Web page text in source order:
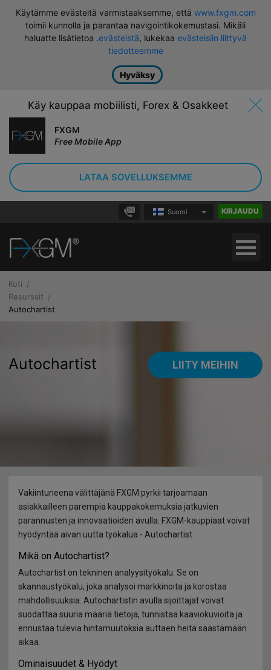
Käytämme evästeitä varmistaaksemme, että www.fxgm.com
toimii kunnolla ja parantaa navigointikokemustasi. Mikäli
haluatte lisätietoa .evästeistä, lukekaa evästeisiin liittyvä
tiedotteemme
Hyväksy
Käy kauppaa mobiilisti, Forex & Osakkeet
FXGM
Free Mobile App
LATAA SOVELLUKSEMME
Suomi KIRJAUDU
Tietoa meistä
Säännöt
Riskien Vastuuvapautuslauseke
Lisensointi
Asiakastuki
Kumppanit
Liikekumppanit
Pysy turvattuna verkossa
Tuotteet & Maksut
Tuotteet & Maksut ennen 1. elokuuta 2018
Mikä CFD on?
CFD Synteettinen johdannainen
Avaintietoasiakirjat
Turvamarginaalin sulkutoiminto
Oma tili -järjestelmän käsittely
Autochartist
Kaaviot
Tekstiviestipalvelut
Valuuttamarkkinoiden historia
Sanasto
Usein kysyttyä
Pankkiasiat
Nostot
Talletukset
Koti
Resurssit
Autochartist
Autochartist LIITY MEIHIN
Vakiintuneena välittäjänä FXGM pyrkii tarjoamaan
asiakkailleen parempia kauppakokemuksia jatkuvien
parannusten ja innovaatioiden avulla. FXGM-kauppiaat voivat
hyödyntää aivan uutta työkalua - Autochartist
Mikä on Autochartist?
Autochartist on tekninen analyysityökalu. Se on
skannaustyökalu, joka analysoi markkinoita ja korostaa
mahdollisuuksia. Autochartistin avulla sijoittajat voivat
suodattaa suuria määriä tietoja, tunnistaa kaaviokuvioita ja
ennustaa tulevia hintamuutoksia auttaen heitä säästämään
aikaa.
Ominaisuudet & Hyödyt